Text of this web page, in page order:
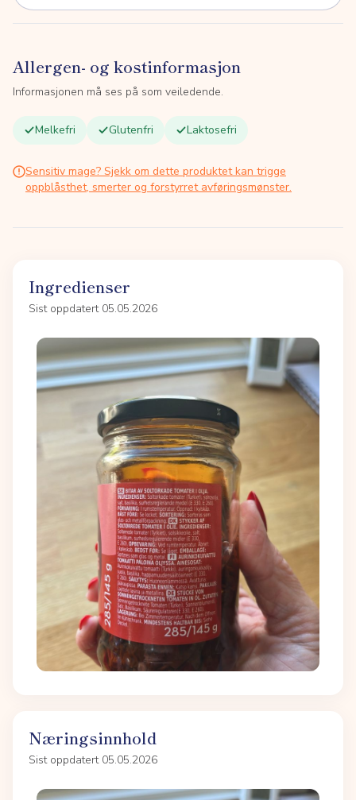
Allergen- og kostinformasjon
Informasjonen må ses på som veiledende.
Melkefri Glutenfri Laktosefri
Sensitiv mage? Sjekk om dette produktet kan trigge
oppblåsthet, smerter og forstyrret avføringsmønster.
Ingredienser
Sist oppdatert 05.05.2026
Næringsinnhold
Sist oppdatert 05.05.2026